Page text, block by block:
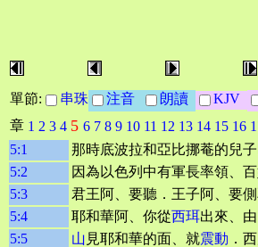
單節: 串珠 注音 朗讀 KJV
章 1 2 3 4 5 6 7 8 9 10 11 12 13 14 15 16
5:1
那時底波拉和亞比挪菴的兒
5:2
因為以色列中有軍長率領、
5:3
君王阿、要聽．王子阿、要
5:4
耶和華阿、你從西珥出來、
5:5
山 見耶和華的面、就震動 ．